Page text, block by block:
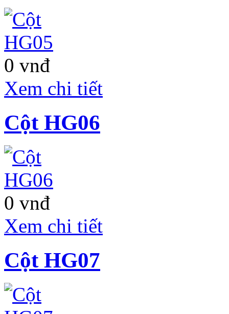
0 vnđ
Xem chi tiết
Cột HG06
0 vnđ
Xem chi tiết
Cột HG07
MORNING STAR
PLAZA